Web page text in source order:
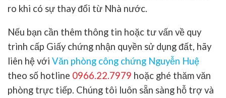
ro khi có sự thay đổi từ Nhà nước.
Nếu bạn cần thêm thông tin hoặc tư vấn về quy
trình cấp Giấy chứng nhận quyền sử dụng đất, hãy
liên hệ với Văn phòng công chứng Nguyễn Huệ
theo số hotline 0966.22.7979 hoặc ghé thăm văn
phòng trực tiếp. Chúng tôi luôn sẵn sàng hỗ trợ và